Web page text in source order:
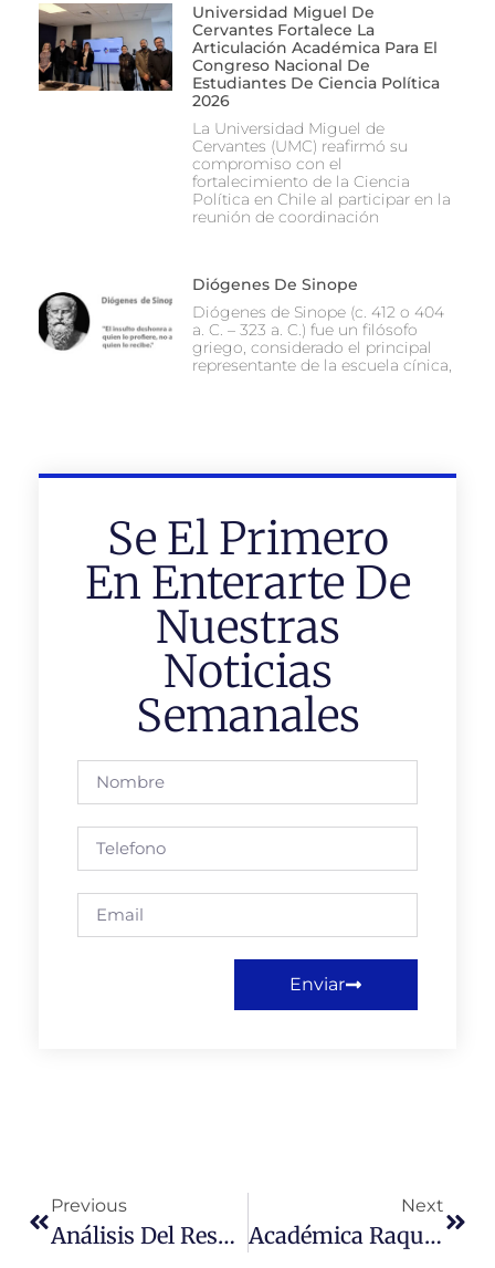
Universidad Miguel De
Cervantes Fortalece La
Articulación Académica Para El
Congreso Nacional De
Estudiantes De Ciencia Política
2026
La Universidad Miguel de
Cervantes (UMC) reafirmó su
compromiso con el
fortalecimiento de la Ciencia
Política en Chile al participar en la
reunión de coordinación
Diógenes De Sinope
Diógenes de Sinope (c. 412 o 404
a. C. – 323 a. C.) fue un filósofo
griego, considerado el principal
representante de la escuela cínica,
Se El Primero
En Enterarte De
Nuestras
Noticias
Semanales
Enviar
Previous
Análisis Del Resultado De Las Elecciones Presidenciales En México Y Sus Proyecciones Políticas
Next
Académica Raquel Villalobos Lara Presenta En La Universidad Miguel De Cervantes Su Libro “El Quijote En Chile”.